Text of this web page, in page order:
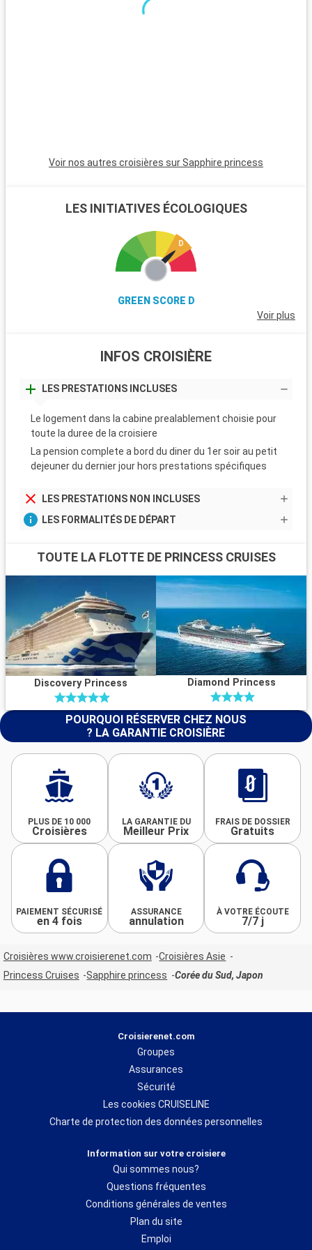
Voir nos autres croisières sur Sapphire princess
LES INITIATIVES ÉCOLOGIQUES
GREEN SCORE D
Voir plus
INFOS CROISIÈRE
LES PRESTATIONS INCLUSES
Le logement dans la cabine prealablement choisie pour
toute la duree de la croisiere
La pension complete a bord du diner du 1er soir au petit
dejeuner du dernier jour hors prestations spécifiques
LES PRESTATIONS NON INCLUSES
LES FORMALITÉS DE DÉPART
TOUTE LA FLOTTE DE PRINCESS CRUISES
Discovery Princess Diamond Princess
POURQUOI RÉSERVER CHEZ NOUS
? LA GARANTIE CROISIÈRE
PLUS DE 10 000
Croisières
LA GARANTIE DU
Meilleur Prix
FRAIS DE DOSSIER
Gratuits
PAIEMENT SÉCURISÉ
en 4 fois
ASSURANCE
annulation
À VOTRE ÉCOUTE
7/7 j
Croisières www.croisierenet.com
Croisières Asie
Princess Cruises
Sapphire princess Corée du Sud, Japon
Croisierenet.com
Groupes
Assurances
Sécurité
Les cookies CRUISELINE
Charte de protection des données personnelles
Information sur votre croisiere
Qui sommes nous?
Questions fréquentes
Conditions générales de ventes
Plan du site
Emploi